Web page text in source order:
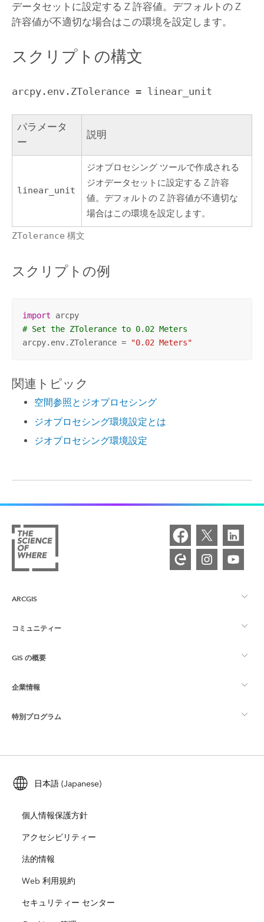
データセットに設定する Z 許容値。デフォルトの Z
許容値が不適切な場合はこの環境を設定します。
スクリプトの構文
arcpy.env.ZTolerance = linear_unit
パラメータ
ー
説明
linear_unit
ジオプロセシング ツールで作成される
ジオデータセットに設定する Z 許容
値。デフォルトの Z 許容値が不適切な
場合はこの環境を設定します。
ZTolerance 構文
スクリプトの例
import
arcpy
# Set the ZTolerance to 0.02 Meters
arcpy.env.ZTolerance =
"0.02 Meters"
関連トピック
空間参照とジオプロセシング
ジオプロセシング環境設定とは
ジオプロセシング環境設定
ARCGIS
ArcGIS の概要
マッピング
Esri ストア
コミュニティー
Esri Community
ArcGIS ブログ
Esri Young Professionals Network
GIS の概要
GIS とは
ロケーション インテリジェンス
トレーニング
ArcUser
ArcNews
ArcWatch
企業情報
Esri について
採用情報
オープンビジョン
企業行動規範
特別プログラム
ArcGIS for Student Use
自然保護
教育機関
日本語 (Japanese)
個人情報保護方針
アクセシビリティー
法的情報
Web 利用規約
セキュリティー センター